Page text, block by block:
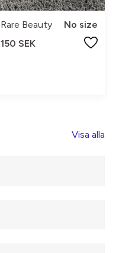
Rare Beauty
No size
150 SEK
Visa alla